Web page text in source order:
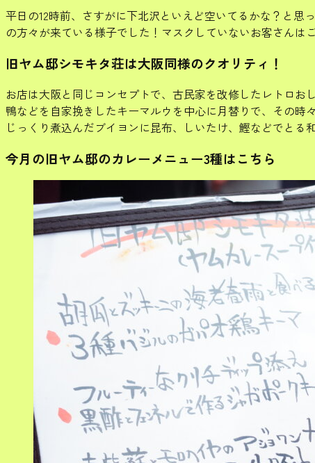
平日の12時前、さすがに下北沢といえど空いてるかな？と
の方々が来ている様子でした！マスクしていないお客さんは
旧ヤム邸シモキタ荘は大阪同様のクオリティ！
お店は大阪と同じコンセプトで、古民家を改修したレトロお
鴨などを自家挽きしたキーマルウを中心に月替りで、その
じっくり煮込んだブイヨンに昆布、しいたけ、鰹などでと
今月の旧ヤム邸のカレーメニュー3種はこちら